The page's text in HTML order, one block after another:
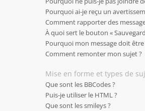
Pourquoi ai-je reçu un
Comment rapporter des
À quoi sert le bouton «
Pourquoi mon message doit être
Comment remonter mon sujet ?
Mise en forme et types de
Que sont les BBCodes ?
Puis-je utiliser le HTML ?
Que sont les smileys ?